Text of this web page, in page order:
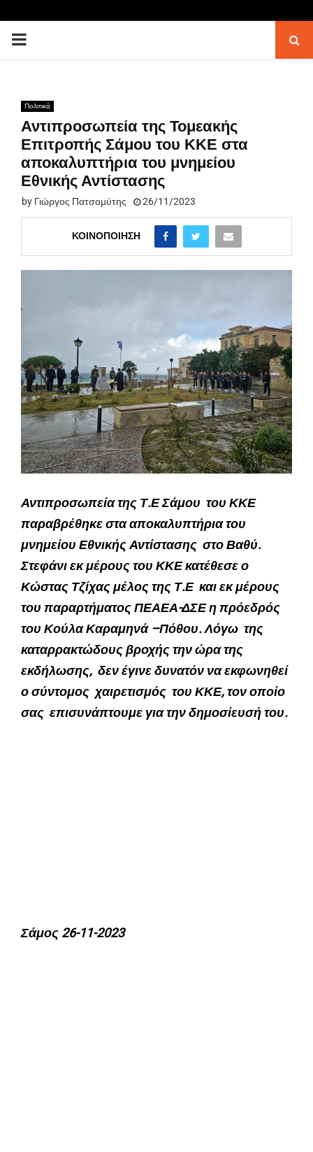
PRIMARY
Πολιτικά
Αντιπροσωπεία της Τομεακής
Επιτροπής Σάμου του ΚΚΕ στα
αποκαλυπτήρια του μνημείου
Εθνικής Αντίστασης
by Γιώργος Πατσομύτης 26/11/2023
ΚΟΙΝΟΠΟΊΗΣΗ
Αντιπροσωπεία της Τ.Ε Σάμου του ΚΚΕ
παραβρέθηκε στα αποκαλυπτήρια του
μνημείου Εθνικής Αντίστασης στο Βαθύ.
Στεφάνι εκ μέρους του ΚΚΕ κατέθεσε ο
Κώστας Τζίχας μέλος της Τ.Ε και εκ μέρους
του παραρτήματος ΠΕΑΕΑ-ΔΣΕ η πρόεδρός
του Κούλα Καραμηνά –Πόθου. Λόγω της
καταρρακτώδους βροχής την ώρα της
εκδήλωσης, δεν έγινε δυνατόν να εκφωνηθεί
ο σύντομος χαιρετισμός του ΚΚΕ, τον οποίο
σας επισυνάπτουμε για την δημοσίευσή του.
Σάμος 26-11-2023